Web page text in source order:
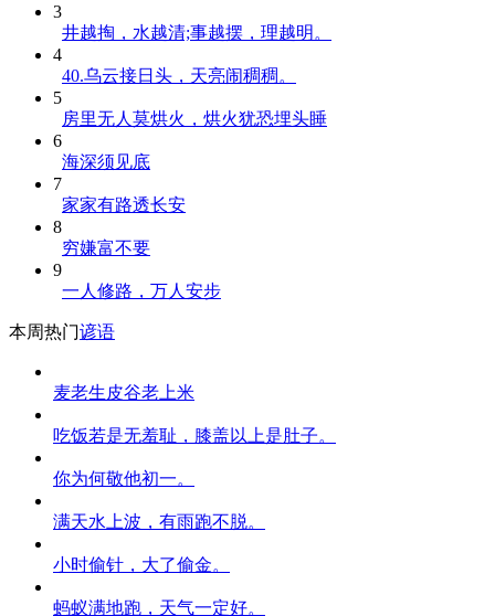
3
井越掏，水越清;事越摆，理越明。
4
40.乌云接日头，天亮闹稠稠。
5
房里无人莫烘火，烘火犹恐埋头睡
6
海深须见底
7
家家有路透长安
8
穷嫌富不要
9
一人修路，万人安步
本周热门谚语
麦老生皮谷老上米
吃饭若是无羞耻，膝盖以上是肚子。
你为何敬他初一。
满天水上波，有雨跑不脱。
小时偷针，大了偷金。
蚂蚁满地跑，天气一定好。